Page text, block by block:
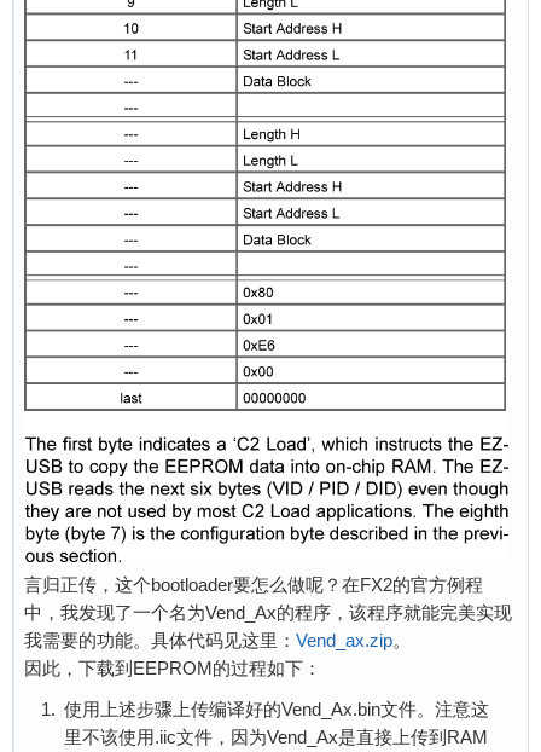
言归正传，这个bootloader要怎么做呢？在FX2的官方例程
中，我发现了一个名为Vend_Ax的程序，该程序就能完美实现
我需要的功能。具体代码见这里： Vend_ax.zip。
因此，下载到EEPROM的过程如下：
使用上述步骤上传编译好的Vend_Ax.bin文件。注意这
里不该使用.iic文件，因为Vend_Ax是直接上传到RAM